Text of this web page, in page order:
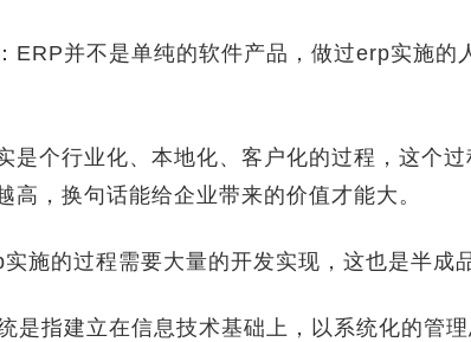
并不是单纯的软件产品，做过erp实施的
个行业化、本地化、客户化的过程，这个过
高，换句话能给企业带来的价值才能大。
的过程需要大量的开发实现，这也是半成品
指建立在信息技术基础上，以系统化的管理